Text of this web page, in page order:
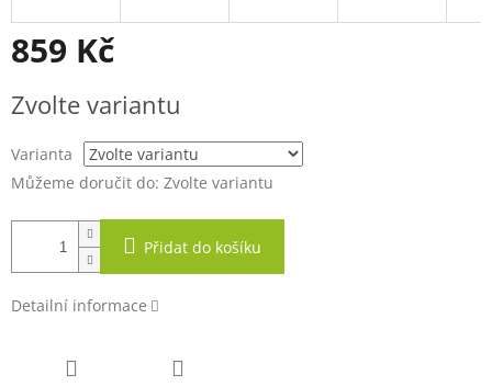
859 Kč
cena:
Zvolte variantu
Varianta
Můžeme doručit do: Zvolte variantu
Přidat do košíku
Detailní informace